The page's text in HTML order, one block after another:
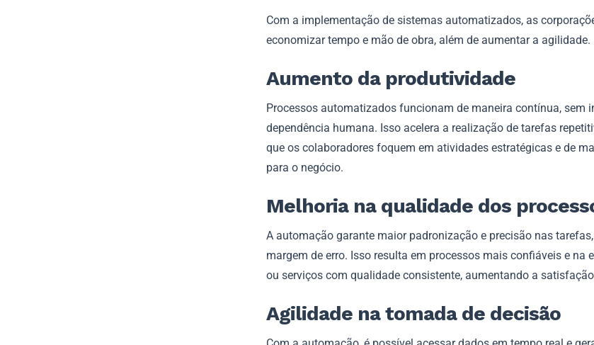
Com a implementação de sistemas automatizados, as
economizar tempo e mão de obra, além de aumentar a agilidade.
Aumento da produtividade
Processos automatizados funcionam de maneira contínua, sem
dependência humana. Isso acelera a realização de tarefas
que os colaboradores foquem em atividades estratégicas e de
para o negócio.
Melhoria na qualidade dos
A automação garante maior padronização e precisão nas
margem de erro. Isso resulta em processos mais confiáveis e na
ou serviços com qualidade consistente, aumentando a
Agilidade na tomada de decisão